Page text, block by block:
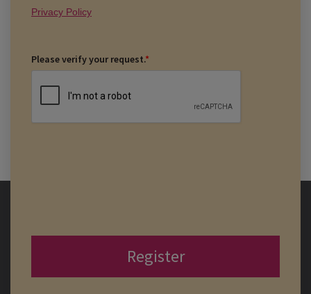
Privacy Policy
Please verify your request.*
Register